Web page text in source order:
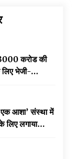
करोड की
भेजी-
आशा’ संस्था में
लिए लगाया